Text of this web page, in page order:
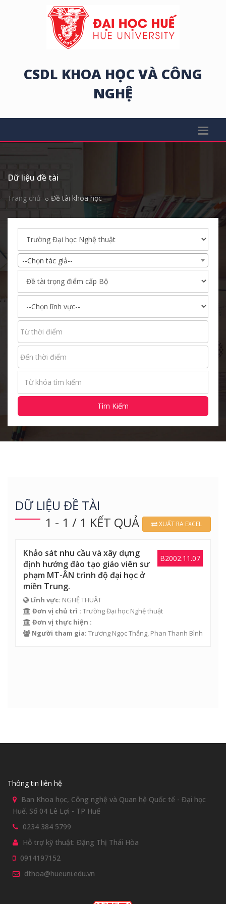
CSDL KHOA HỌC VÀ CÔNG
NGHỆ
Dữ liệu đề tài
Trang chủ Đề tài khoa học
--Chọn tác giả--
Tìm Kiếm
DỮ LIỆU ĐỀ TÀI
1 - 1 / 1 KẾT QUẢ
XUẤT RA EXCEL
B2002.11.07
Khảo sát nhu cầu và xây dựng
định hướng đào tạo giáo viên sư
phạm MT-ÂN trình độ đại học ở
miền Trung.
Lĩnh vực: NGHỆ THUẬT
Đơn vị chủ trì : Trường Đại học Nghệ thuật
Đơn vị thực hiện :
Người tham gia: Trương Ngọc Thắng, Phan Thanh Bình
Thông tin liên hệ
Ban Khoa học, Công nghệ và Quan hệ Quốc tế - Đại học
Huế. Số 04 Lê Lợi - TP Huế
0234 384 5799
Hỗ trợ kỹ thuật: Đặng Thị Thái Hòa
0914197152
dthoa@hueuni.edu.vn